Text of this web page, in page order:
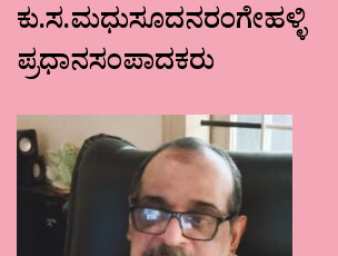
ಕು.ಸ.ಮಧುಸೂದನರಂಗೇಹಳ್ಳಿ
ಪ್ರಧಾನಸಂಪಾದಕರು